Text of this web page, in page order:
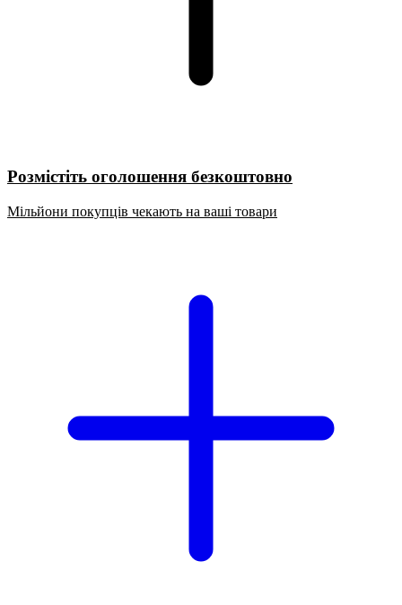
Розмістіть оголошення безкоштовно
Мільйони покупців чекають на ваші товари